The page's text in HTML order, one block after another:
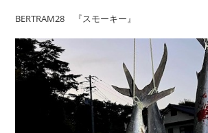
BERTRAM28 『スモーキー』